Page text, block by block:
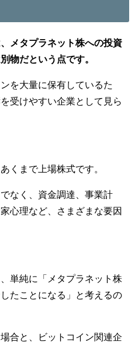
メタプラネット株への投資
物だという点です。
を大量に保有しているた
受けやすい企業として見ら
くまで上場株式です。
なく、資金調達、事業計
心理など、さまざまな要因
単純に「メタプラネット株
たことになる」と考えるの
合と、ビットコイン関連企